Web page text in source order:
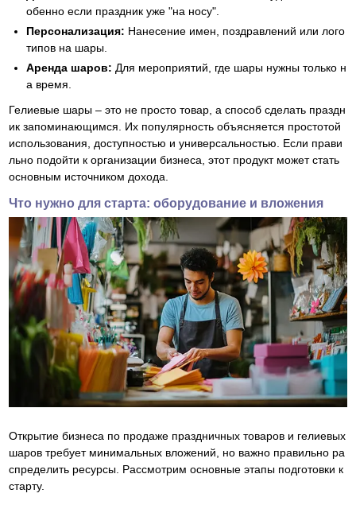
обенно если праздник уже "на носу".
Персонализация: Нанесение имен, поздравлений или лого
типов на шары.
Аренда шаров: Для мероприятий, где шары нужны только н
а время.
Гелиевые шары – это не просто товар, а способ сделать праздн
ик запоминающимся. Их популярность объясняется простотой
использования, доступностью и универсальностью. Если прави
льно подойти к организации бизнеса, этот продукт может стать
основным источником дохода.
Что нужно для старта: оборудование и вложения
Открытие бизнеса по продаже праздничных товаров и гелиевых
шаров требует минимальных вложений, но важно правильно ра
спределить ресурсы. Рассмотрим основные этапы подготовки к
старту.